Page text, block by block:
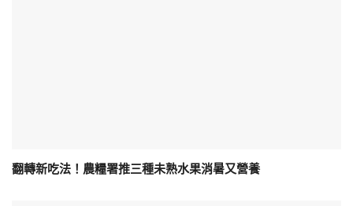
翻轉新吃法！農糧署推三種未熟水果消暑又營養